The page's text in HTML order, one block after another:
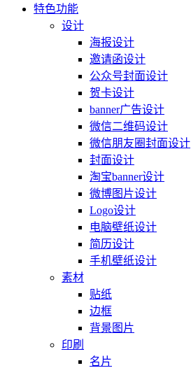
特色功能
设计
海报设计
邀请函设计
公众号封面设计
贺卡设计
banner广告设计
微信二维码设计
微信朋友圈封面设计
封面设计
淘宝banner设计
微博图片设计
Logo设计
电脑壁纸设计
简历设计
手机壁纸设计
素材
贴纸
边框
背景图片
印刷
名片